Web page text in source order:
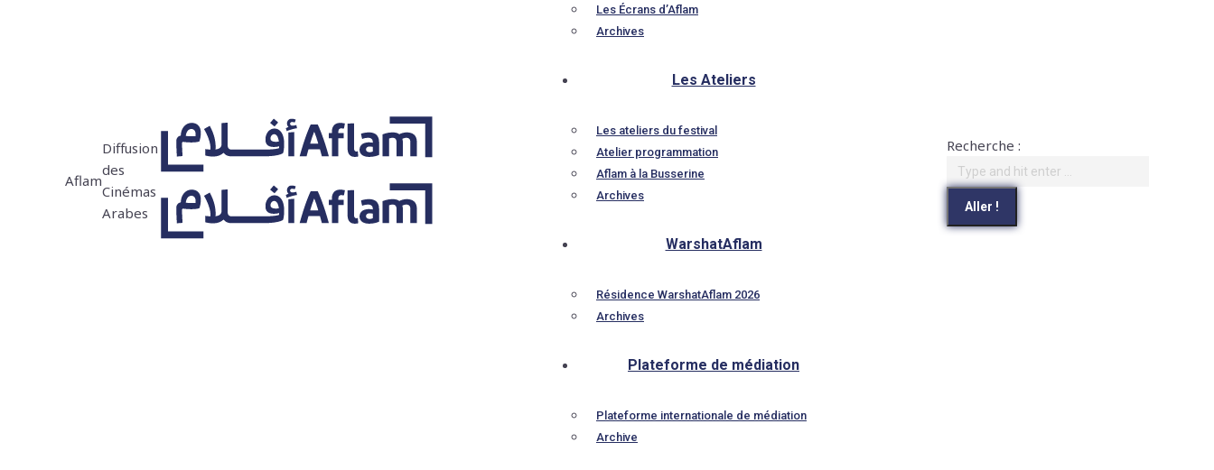
Aflam
Diffusion
des
Cinémas
Arabes
Les Écrans d’Aflam
Archives
Les Ateliers
Les ateliers du festival
Atelier programmation
Aflam à la Busserine
Archives
WarshatAflam
Résidence WarshatAflam 2026
Archives
Plateforme de médiation
Plateforme internationale de médiation
Archive
Recherche :